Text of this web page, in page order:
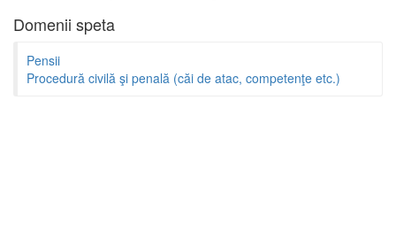
Domenii speta
Pensii
Procedură civilă şi penală (căi de atac, competenţe etc.)